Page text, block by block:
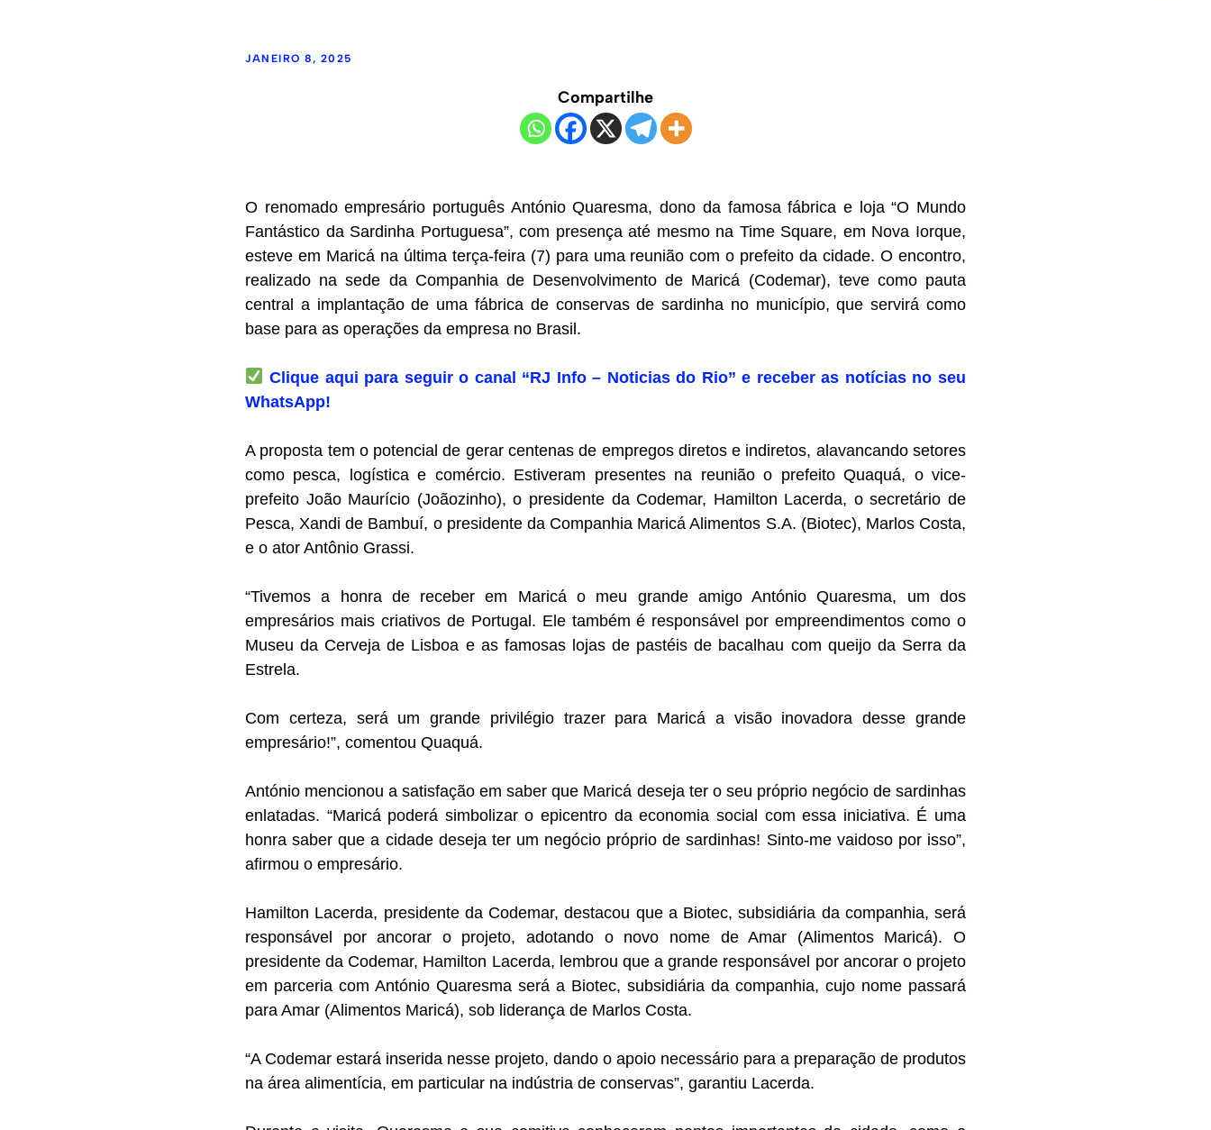
JANEIRO 8, 2025
Compartilhe
O renomado empresário português António Quaresma, dono da famosa fábrica e loja “O Mundo
Fantástico da Sardinha Portuguesa”, com presença até mesmo na Time Square, em Nova Iorque,
esteve em Maricá na última terça-feira (7) para uma reunião com o prefeito da cidade. O encontro,
realizado na sede da Companhia de Desenvolvimento de Maricá (Codemar), teve como pauta
central a implantação de uma fábrica de conservas de sardinha no município, que servirá como
base para as operações da empresa no Brasil.
Clique aqui para seguir o canal “RJ Info – Noticias do Rio” e receber as notícias no seu
WhatsApp!
A proposta tem o potencial de gerar centenas de empregos diretos e indiretos, alavancando setores
como pesca, logística e comércio. Estiveram presentes na reunião o prefeito Quaquá, o vice-
prefeito João Maurício (Joãozinho), o presidente da Codemar, Hamilton Lacerda, o secretário de
Pesca, Xandi de Bambuí, o presidente da Companhia Maricá Alimentos S.A. (Biotec), Marlos Costa,
e o ator Antônio Grassi.
“Tivemos a honra de receber em Maricá o meu grande amigo António Quaresma, um dos
empresários mais criativos de Portugal. Ele também é responsável por empreendimentos como o
Museu da Cerveja de Lisboa e as famosas lojas de pastéis de bacalhau com queijo da Serra da
Estrela.
Com certeza, será um grande privilégio trazer para Maricá a visão inovadora desse grande
empresário!”, comentou Quaquá.
António mencionou a satisfação em saber que Maricá deseja ter o seu próprio negócio de sardinhas
enlatadas. “Maricá poderá simbolizar o epicentro da economia social com essa iniciativa. É uma
honra saber que a cidade deseja ter um negócio próprio de sardinhas! Sinto-me vaidoso por isso”,
afirmou o empresário.
Hamilton Lacerda, presidente da Codemar, destacou que a Biotec, subsidiária da companhia, será
responsável por ancorar o projeto, adotando o novo nome de Amar (Alimentos Maricá). O
presidente da Codemar, Hamilton Lacerda, lembrou que a grande responsável por ancorar o projeto
em parceria com António Quaresma será a Biotec, subsidiária da companhia, cujo nome passará
para Amar (Alimentos Maricá), sob liderança de Marlos Costa.
“A Codemar estará inserida nesse projeto, dando o apoio necessário para a preparação de produtos
na área alimentícia, em particular na indústria de conservas”, garantiu Lacerda.